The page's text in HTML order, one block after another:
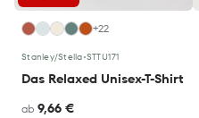
+22
Stanley/Stella•STTU171
Das Relaxed Unisex-T-Shirt
ab 9,66 €